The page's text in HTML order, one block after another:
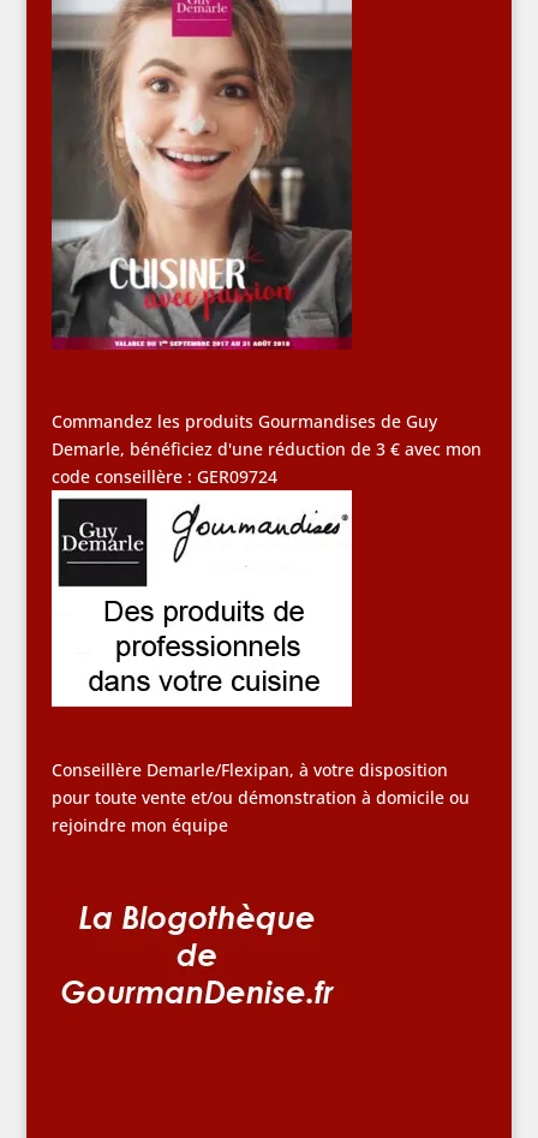
Commandez les produits Gourmandises de Guy
Demarle, bénéficiez d'une réduction de 3 € avec mon
code conseillère : GER09724
Conseillère Demarle/Flexipan, à votre disposition
pour toute vente et/ou démonstration à domicile ou
rejoindre mon équipe